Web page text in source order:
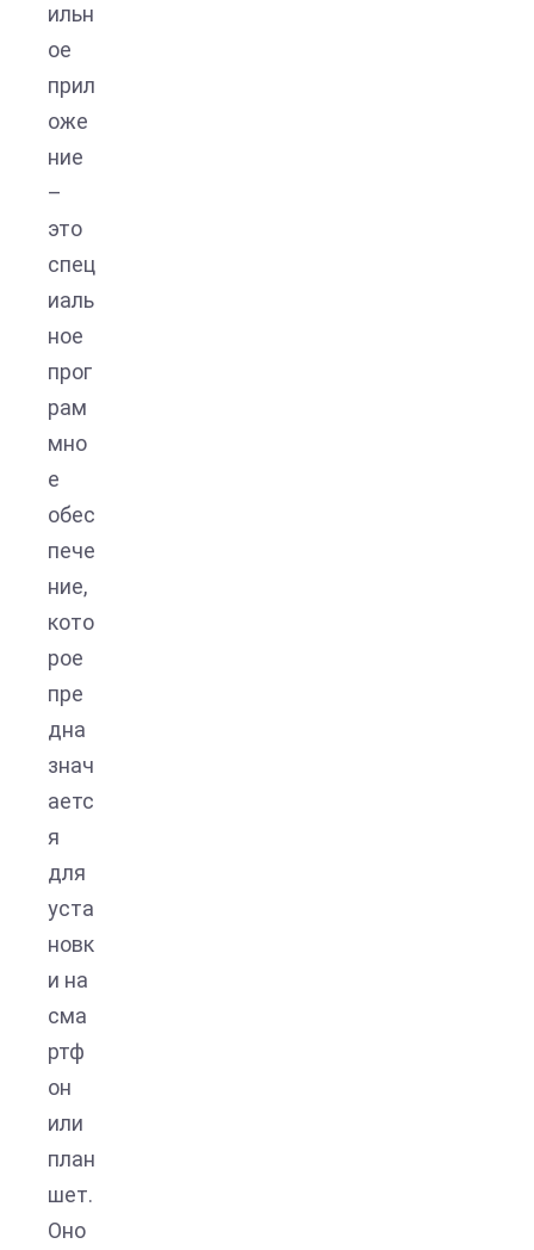
ильн
ое
прил
оже
ние
–
это
спец
иаль
ное
прог
рам
мно
е
обес
пече
ние,
кото
рое
пре
дна
знач
аетс
я
для
уста
новк
и на
сма
ртф
он
или
план
шет.
Оно